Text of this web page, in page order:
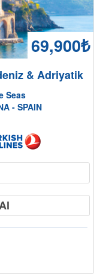
69,900₺
& Adriyatik
Seas
- SPAIN